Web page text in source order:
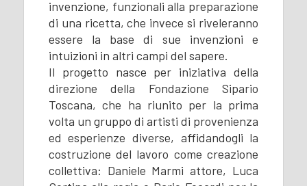
invenzione, funzionali alla preparazione
di una ricetta, che invece si riveleranno
essere la base di sue invenzioni e
intuizioni in altri campi del sapere.
Il progetto nasce per iniziativa della
direzione della Fondazione Sipario
Toscana, che ha riunito per la prima
volta un gruppo di artisti di provenienza
ed esperienze diverse, affidandogli la
costruzione del lavoro come creazione
collettiva: Daniele Marmi attore, Luca